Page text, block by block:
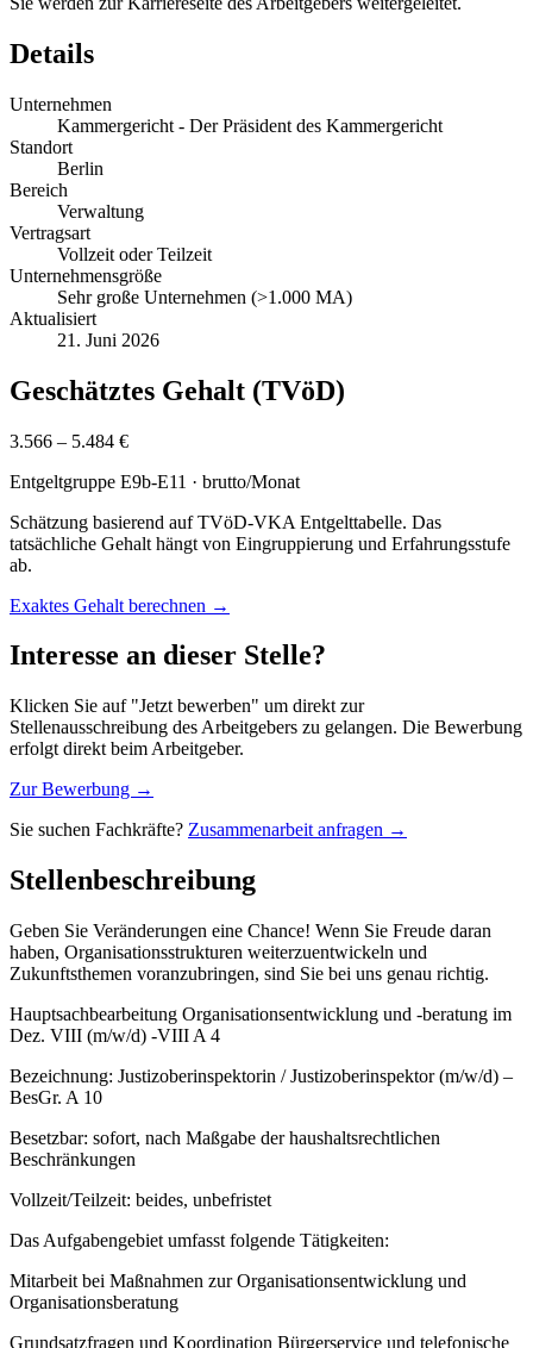
Details
Unternehmen
Kammergericht - Der Präsident des Kammergericht
Standort
Berlin
Bereich
Verwaltung
Vertragsart
Vollzeit oder Teilzeit
Unternehmensgröße
Sehr große Unternehmen (>1.000 MA)
Aktualisiert
21. Juni 2026
Geschätztes Gehalt (TVöD)
3.566 – 5.484 €
Entgeltgruppe E9b-E11 · brutto/Monat
Schätzung basierend auf TVöD-VKA Entgelttabelle. Das
tatsächliche Gehalt hängt von Eingruppierung und Erfahrungsstufe
ab.
Exaktes Gehalt berechnen →
Interesse an dieser Stelle?
Klicken Sie auf "Jetzt bewerben" um direkt zur
Stellenausschreibung des Arbeitgebers zu gelangen. Die Bewerbung
erfolgt direkt beim Arbeitgeber.
Zur Bewerbung →
Sie suchen Fachkräfte? Zusammenarbeit anfragen →
Stellenbeschreibung
Geben Sie Veränderungen eine Chance! Wenn Sie Freude daran
haben, Organisationsstrukturen weiterzuentwickeln und
Zukunftsthemen voranzubringen, sind Sie bei uns genau richtig.
Hauptsachbearbeitung Organisationsentwicklung und -beratung im
Dez. VIII (m/w/d) -VIII A 4
Bezeichnung: Justizoberinspektorin / Justizoberinspektor (m/w/d) –
BesGr. A 10
Besetzbar: sofort, nach Maßgabe der haushaltsrechtlichen
Beschränkungen
Vollzeit/Teilzeit: beides, unbefristet
Das Aufgabengebiet umfasst folgende Tätigkeiten:
Mitarbeit bei Maßnahmen zur Organisationsentwicklung und
Organisationsberatung
Grundsatzfragen und Koordination Bürgerservice und telefonische